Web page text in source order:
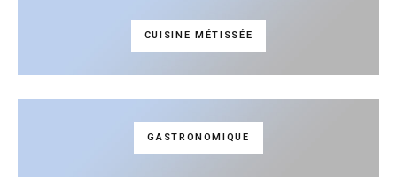
CUISINE MÉTISSÉE
GASTRONOMIQUE